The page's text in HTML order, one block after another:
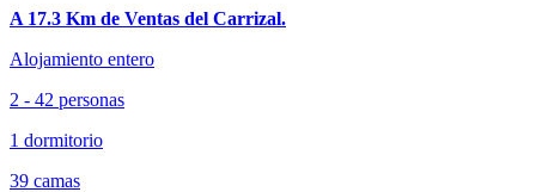
A 17.3 Km de Ventas del Carrizal.
Alojamiento entero
2 - 42 personas
1 dormitorio
39 camas